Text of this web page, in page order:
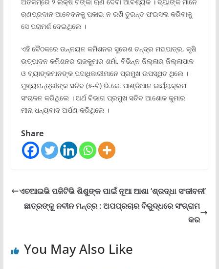
ଅତିକମ୍‌ରେ ୨ ଲକ୍ଷ ଟଙ୍କା ଋଣ ଦେବା ଆବଶ୍ୟକ । ବ୍ୟାଙ୍କ ମାନେ
ଋଣପ୍ରଦାନ ଆବେଦନକୁ ପକାଇ ନ ରଖି ତୁରନ୍ତ ଫଇସଲା କରିବାକୁ
ସେ ପରାମର୍ଶ ଦେଇଥିଲେ ।
ଏହି ବୈଠକରେ ଉନ୍ନୟନ କମିଶନର ସୁରେଶ ଚନ୍ଦ୍ର ମହାପାତ୍ର, କୃଷି
ଉତ୍ପାଦନ କମିଶନର ରାଜକୁମାର ଶର୍ମା, ବିଭିନ୍ନ ଜିଲ୍ଲାର ଜିଲ୍ଲାପାଳ
ଓ ବ୍ୟାଙ୍କମାନଙ୍କ ପଦାଧିକାରୀମାନେ ପ୍ରମୁଖ ଉପସ୍ଥିତ ଥିଲେ ।
ମୁଖ୍ୟମନ୍ତ୍ରୀଙ୍କ ସଚିବ (୫-ଟି) ଭି.କେ. ପାଣ୍ଡିଆନ କାର୍ଯ୍ୟକ୍ରମ
ସଂଚାଳନ କରିଥିଲେ । ଅର୍ଥ ବିଭାଗ ପ୍ରମୁଖ ସଚିବ ଆଶୋକ କୁମାର
ମୀନା ଧନ୍ୟବାଦ ଅର୍ପଣ କରିଥିଲେ ।
Share
ଏଚଆଇଭି ପଜିଟିଭି ଶିଶୁଙ୍କ ପାଇଁ ନୂଆ ଆଶା ‘ଶ୍ରଦ୍ଧା ସଂଜୀବନୀ’
ଛାତ୍ରଙ୍କୁ ନବୀନ ମନ୍ତ୍ର : ଅପପ୍ରଚାର ବିରୁଦ୍ଧରେ ସଂଗ୍ରାମ
କର
You May Also Like